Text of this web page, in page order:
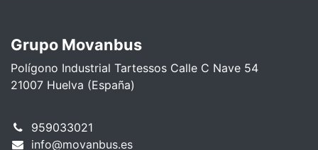
Grupo Movanbus
Polígono Industrial Tartessos Calle C Nave 54
21007 Huelva (España)
959033021
info@movanbus.es